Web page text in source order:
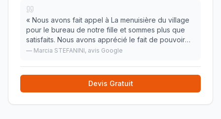
« Nous avons fait appel à La menuisière du village
pour le bureau de notre fille et sommes plus que
satisfaits. Nous avons apprécié le fait de pouvoir
choisir le bois du bureau et le choix de chaque
— Marcia STEFANINI, avis Google
Devis Gratuit